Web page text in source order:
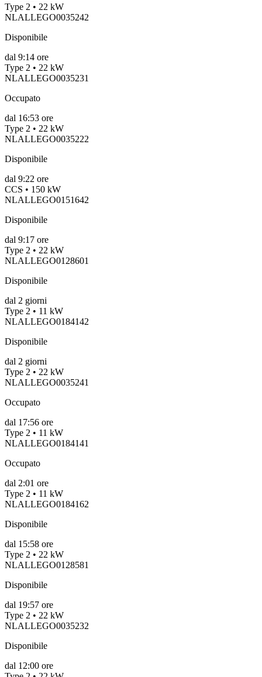
Type 2 • 22 kW
NLALLEGO0035242
Disponibile
dal 9:14 ore
Type 2 • 22 kW
NLALLEGO0035231
Occupato
dal 16:53 ore
Type 2 • 22 kW
NLALLEGO0035222
Disponibile
dal 9:22 ore
CCS • 150 kW
NLALLEGO0151642
Disponibile
dal 9:17 ore
Type 2 • 22 kW
NLALLEGO0128601
Disponibile
dal 2 giorni
Type 2 • 11 kW
NLALLEGO0184142
Disponibile
dal 2 giorni
Type 2 • 22 kW
NLALLEGO0035241
Occupato
dal 17:56 ore
Type 2 • 11 kW
NLALLEGO0184141
Occupato
dal 2:01 ore
Type 2 • 11 kW
NLALLEGO0184162
Disponibile
dal 15:58 ore
Type 2 • 22 kW
NLALLEGO0128581
Disponibile
dal 19:57 ore
Type 2 • 22 kW
NLALLEGO0035232
Disponibile
dal 12:00 ore